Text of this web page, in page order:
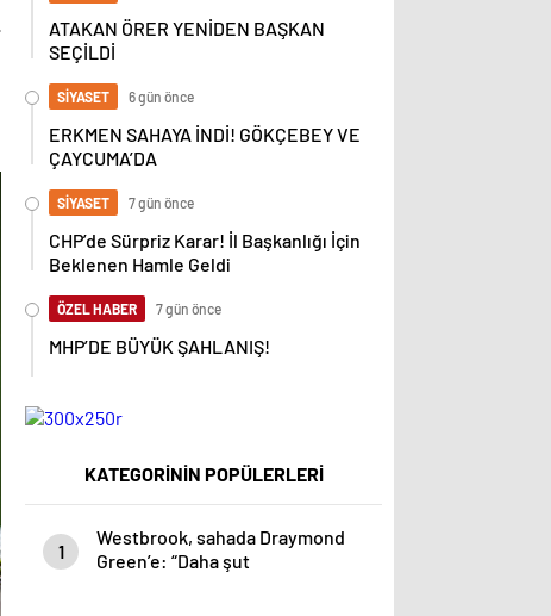
ATAKAN ÖRER YENİDEN BAŞKAN
SEÇİLDİ
SİYASET 6 gün önce
ERKMEN SAHAYA İNDİ! GÖKÇEBEY VE
ÇAYCUMA’DA
SİYASET 7 gün önce
CHP’de Sürpriz Karar! İl Başkanlığı İçin
Beklenen Hamle Geldi
ÖZEL HABER 7 gün önce
MHP’DE BÜYÜK ŞAHLANIŞ!
KATEGORİNİN POPÜLERLERİ
1
Westbrook, sahada Draymond
Green’e: “Daha şut